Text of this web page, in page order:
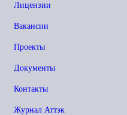
Лицензии
Вакансии
Проекты
Документы
Контакты
Журнал Аттэк